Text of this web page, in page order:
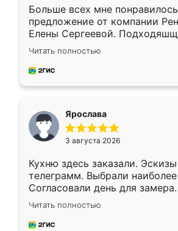
Больше всех мне понравилось
предложение от компании
Елены Сергеевой.
короткие сроки
для замера сотрудник
предложил по моему эскизу
Читать полностью
Ярослава
3 августа 2026
Кухню здесь заказали.
телеграмм. Выбрали
Согласовали день для
недели кухня была уже
довольны работой. Спасибо
мебель за качественную
Читать полностью